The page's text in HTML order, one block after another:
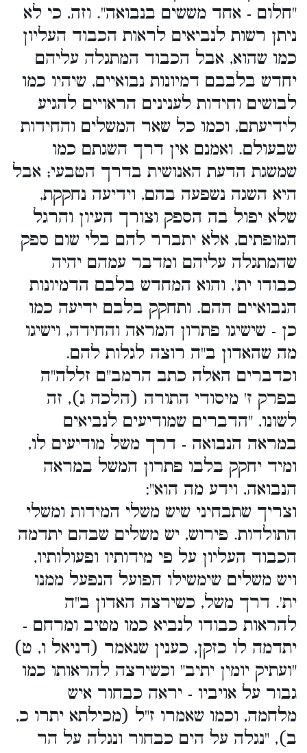
"חלום - אחד מששים בנבואה". וזה, כי לא
ניתן רשות לנביאים לראות הכבוד העליון
כמו שהוא, אבל הכבוד המתגלה עליהם
יחדש בלבבם דמיונות נבואיים, שיהיו כמו
לבושים וחידות לענינים הראויים להגיע
לידיעתם, וכמו כל שאר המשלים והחידות
שבעולם. ואמנם אין דרך השגתם כמו
שמשגת הדעת האנושית בדרך הטבעי; אבל
היא השגה נשפעה בהם, וידיעה נחקקת,
שלא יפול בה הספק וצורך העיון והרגל
המופתים, אלא יתברר להם בלי שום ספק
שהמתגלה עליהם ומדבר עמהם יהיה
כבודו ית', והוא המחדש בלבם הדמיונות
הנבואיים ההם. ותחקק בלבם ידיעה כמו
כן - שישיגו פתרון המראה והחידה, וישיגו
מה שהאדון ב"ה רוצה לגלות להם.
וכדברים האלה כתב הרמב"ם זללה"ה
בפרק ז' מיסודי התורה (הלכה ג), זה
לשונו, "הדברים שמודיעים לנביאים
במראה הנבואה - דרך משל מודיעים לו,
ומיד יחקק בלבו פתרון המשל במראה
הנבואה, וידע מה הוא":
וצריך שתבחיני שיש משלי המידות ומשלי
התולדות. פירוש, יש משלים שבהם יתדמה
הכבוד העליון על פי מידותיו ופעולותיו,
ויש משלים שימשילו הפועל הנפעל ממנו
ית'. דרך משל, כשירצה האדון ב"ה
להראות כבודו לנביא כמו מטיב ומרחם -
יתדמה לו כזקן, כענין שנאמר (דניאל ו, ט)
"ועתיק יומין יתיב" וכשירצה להראותו כמו
גבור על אויביו - יראה כבחור איש
מלחמה, וכמו שאמרו ז"ל (מכילתא יתרו כ,
ב), "נגלה על הים כבחור ונגלה על הר